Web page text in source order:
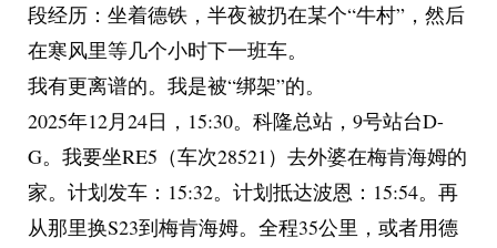
段经历：坐着德铁，半夜被扔在某个“牛村”，然后
在寒风里等几个小时下一班车。
我有更离谱的。我是被“绑架”的。
2025年12月24日，15:30。科隆总站，9号站台D-
G。我要坐RE5（车次28521）去外婆在梅肯海姆的
家。计划发车：15:32。计划抵达波恩：15:54。再
从那里换S23到梅肯海姆。全程35公里，或者用德